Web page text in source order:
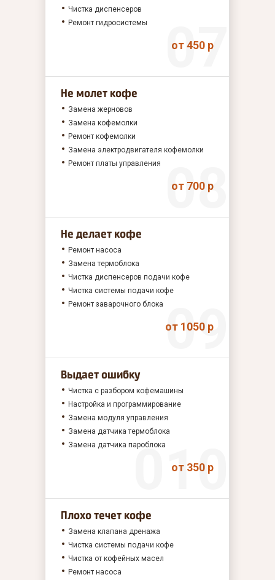
Чистка диспенсеров
Ремонт гидросистемы
от 450 р
Не молет кофе
Замена жерновов
Замена кофемолки
Ремонт кофемолки
Замена электродвигателя кофемолки
Ремонт платы управления
от 700 р
Не делает кофе
Ремонт насоса
Замена термоблока
Чистка диспенсеров подачи кофе
Чистка системы подачи кофе
Ремонт заварочного блока
от 1050 р
Выдает ошибку
Чистка с разбором кофемашины
Настройка и программирование
Замена модуля управления
Замена датчика термоблока
Замена датчика пароблока
от 350 р
Плохо течет кофе
Замена клапана дренажа
Чистка системы подачи кофе
Чистка от кофейных масел
Ремонт насоса